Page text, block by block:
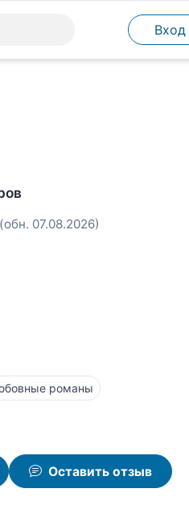
Вход
(обн. 07.08.2026)
романы
Оставить отзыв